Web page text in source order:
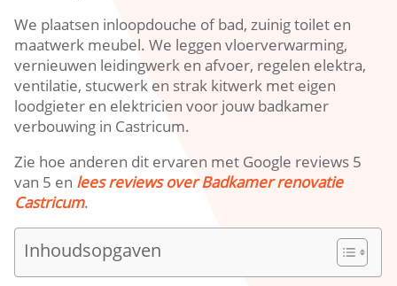
We plaatsen inloopdouche of bad, zuinig toilet en
maatwerk meubel.​ We leggen vloerverwarming,
vernieuwen leidingwerk en afvoer, regelen elektra,
ventilatie, stucwerk en strak kitwerk met eigen
loodgieter en elektricien voor jouw badkamer
verbouwing in Castricum.​
Zie hoe anderen dit ervaren met Google reviews 5
van 5 en lees reviews over Badkamer renovatie
Castricum.​
Inhoudsopgaven